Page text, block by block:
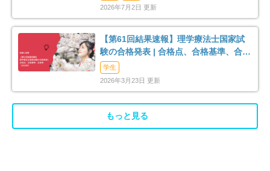
2026年7月2日 更新
【第61回結果速報】理学療法士国家試
験の合格発表 | 合格点、合格基準、合格
率（2026年）
学生
2026年3月23日 更新
もっと見る